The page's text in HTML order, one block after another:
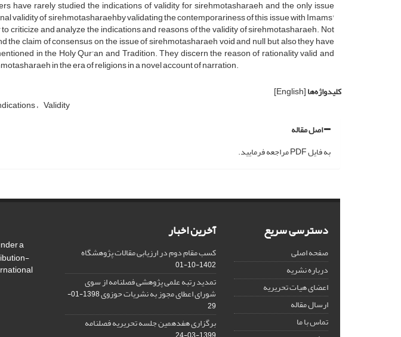
have rarely studied the indications of validity for sirehmotasharaeh and the only issue
validity of sirehmotasharaehby validating the contemporariness of this issue with Imams'
criticize and analyze the indications and reasons of the validity of sirehmotasharaeh. Not
the claim of consensus on the issue of sirehmotasharaeh void and null but also they have
in the Holy Qur'an and Tradition. They discern the reason of rationality valid and
in the era of religions in a novel account of narration.
کلیدواژه‌ها[English]
Validity
اصل مقاله
به فایل PDF مراجعه فرمایید.
دسترسی سریع
صفحه اصلی
درباره نشریه
اعضای هیات تحریریه
ارسال مقاله
تماس با ما
آخرین اخبار
کسب مقام دوم در ارزیابی مقالات پژوهشگاه
1402-10-01
تمدید رتبه علمی پژوهشی فصلنامه از سوی
شورای اعطای مجوز به نشریات حوزوی
1398-01-
29
برگزاری هفدهمین جلسه تحریریه فصلنامه
a